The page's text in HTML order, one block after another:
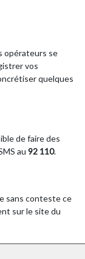
opérateurs se
vos
quelques
de faire des
au 92 110.
sans conteste ce
sur le site du